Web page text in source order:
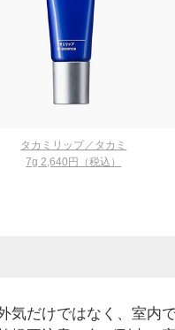
タカミリップ／タカミ
7g 2,640円（税込）
気だけではなく、室内